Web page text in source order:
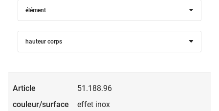
élément
hauteur corps
51.188.96
effet inox